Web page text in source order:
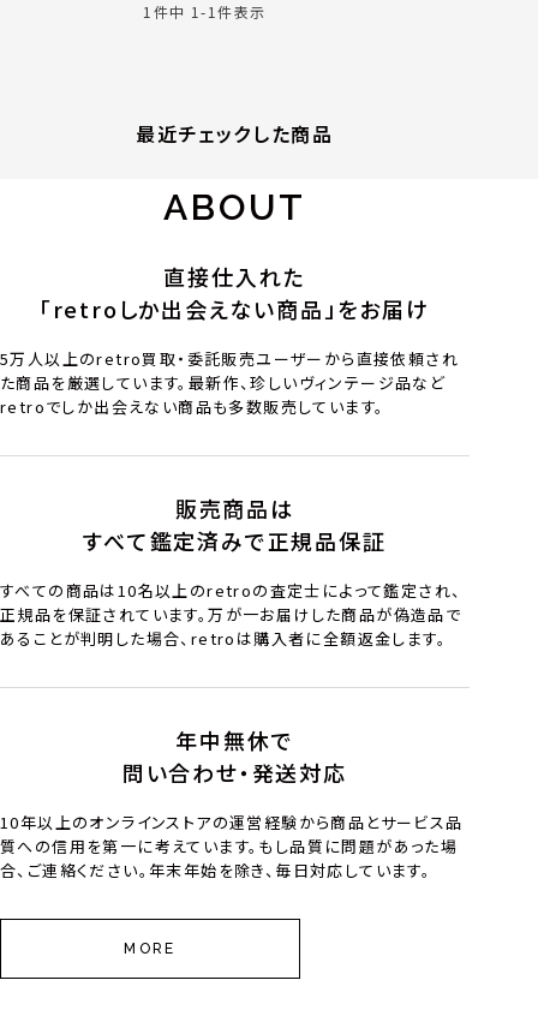
1 件中 1-1件表示
最近チェックした商品
ABOUT
直接仕入れた
「retroしか出会えない商品」をお届け
5万人以上のretro買取・委託販売ユーザーから直接依頼され
た商品を厳選しています。最新作、珍しいヴィンテージ品など
retroでしか出会えない商品も多数販売しています。
販売商品は
すべて鑑定済みで正規品保証
すべての商品は10名以上のretroの査定士によって鑑定され、
正規品を保証されています。万が一お届けした商品が偽造品で
あることが判明した場合、retroは購入者に全額返金します。
年中無休で
問い合わせ・発送対応
10年以上のオンラインストアの運営経験から商品とサービス品
質への信用を第一に考えています。もし品質に問題があった場
合、ご連絡ください。年末年始を除き、毎日対応しています。
MORE